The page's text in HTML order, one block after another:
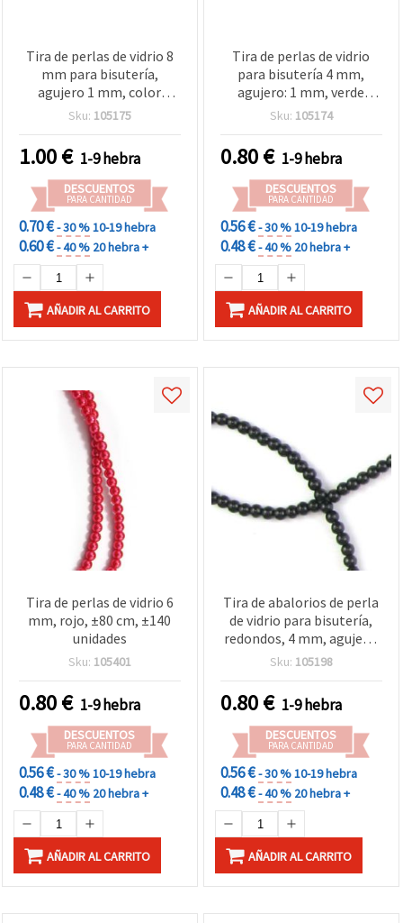
Tira de perlas de vidrio 8
mm para bisutería,
agujero 1 mm, color
salmón claro, ±80 cm,
Sku: 105175
1.00€ 1-9 hebra
DESCUENTOS
PARA CANTIDAD
0.70 €- 30 %10-19 hebra
0.60 €- 40 % 20 hebra +
AÑADIR AL CARRITO
Tira de perlas de vidrio
para bisutería 4 mm,
agujero: 1 mm, verde
hierba, ±80 cm, ±216 uds
Sku: 105174
0.80€ 1-9 hebra
DESCUENTOS
PARA CANTIDAD
0.56 €- 30 %10-19 hebra
0.48 €- 40 % 20 hebra +
AÑADIR AL CARRITO
Tira de perlas de vidrio 6
mm, rojo, ±80 cm, ±140
unidades
Sku: 105401
0.80€ 1-9 hebra
DESCUENTOS
PARA CANTIDAD
0.56 €- 30 %10-19 hebra
0.48 €- 40 % 20 hebra +
AÑADIR AL CARRITO
Tira de abalorios de perla
de vidrio para bisutería,
redondos, 4 mm, agujero:
1 mm, negro, aprox. 80
Sku: 105198
0.80€ 1-9 hebra
DESCUENTOS
PARA CANTIDAD
0.56 €- 30 %10-19 hebra
0.48 €- 40 % 20 hebra +
AÑADIR AL CARRITO